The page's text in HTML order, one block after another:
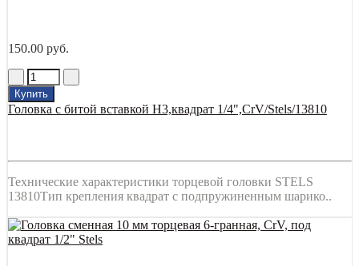
150.00 руб.
Купить
Головка с битой вставкой Н3,квадрат 1/4",CrV/Stels/13810
Технические характеристики торцевой головки STELS
13810Тип крепления квадрат с подпружиненным шарико..